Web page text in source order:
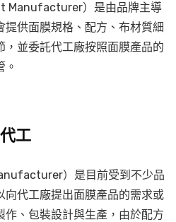
Manufacturer）是由品牌主導
提供面膜規格、配方、布材質細
並委託代工廠按照面膜產品的
。
工
）是目前受到不少品
向代工廠提出面膜產品的需求或
、包裝設計與生產，由於配方